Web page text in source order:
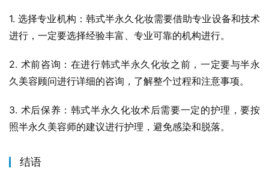
1. 选择专业机构：韩式半永久化妆需要借助专业设备和技术
进行，一定要选择经验丰富、专业可靠的机构进行。
2. 术前咨询：在进行韩式半永久化妆之前，一定要与半永
久美容顾问进行详细的咨询，了解整个过程和注意事项。
3. 术后保养：韩式半永久化妆术后需要一定的护理，要按
照半永久美容师的建议进行护理，避免感染和脱落。
结语